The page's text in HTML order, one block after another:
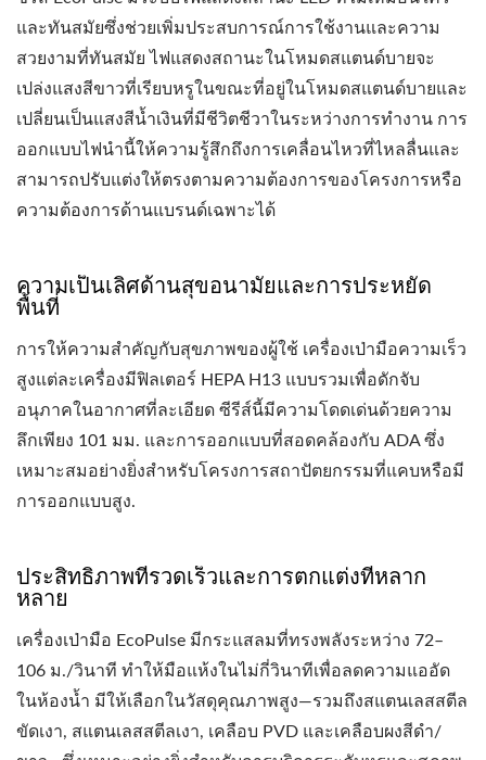
และทันสมัยซึ่งช่วยเพิ่มประสบการณ์การใช้งานและความ
สวยงามที่ทันสมัย ไฟแสดงสถานะในโหมดสแตนด์บายจะ
เปล่งแสงสีขาวที่เรียบหรูในขณะที่อยู่ในโหมดสแตนด์บายและ
เปลี่ยนเป็นแสงสีน้ำเงินที่มีชีวิตชีวาในระหว่างการทำงาน การ
ออกแบบไฟนำนี้ให้ความรู้สึกถึงการเคลื่อนไหวที่ไหลลื่นและ
สามารถปรับแต่งให้ตรงตามความต้องการของโครงการหรือ
ความต้องการด้านแบรนด์เฉพาะได้
ความเป็นเลิศด้านสุขอนามัยและการประหยัด
พื้นที่
การให้ความสำคัญกับสุขภาพของผู้ใช้ เครื่องเป่ามือความเร็ว
สูงแต่ละเครื่องมีฟิลเตอร์ HEPA H13 แบบรวมเพื่อดักจับ
อนุภาคในอากาศที่ละเอียด ซีรีส์นี้มีความโดดเด่นด้วยความ
ลึกเพียง 101 มม. และการออกแบบที่สอดคล้องกับ ADA ซึ่ง
เหมาะสมอย่างยิ่งสำหรับโครงการสถาปัตยกรรมที่แคบหรือมี
การออกแบบสูง.
ประสิทธิภาพที่รวดเร็วและการตกแต่งที่หลาก
หลาย
เครื่องเป่ามือ EcoPulse มีกระแสลมที่ทรงพลังระหว่าง 72–
106 ม./วินาที ทำให้มือแห้งในไม่กี่วินาทีเพื่อลดความแออัด
ในห้องน้ำ มีให้เลือกในวัสดุคุณภาพสูง—รวมถึงสแตนเลสสตีล
ขัดเงา, สแตนเลสสตีลเงา, เคลือบ PVD และเคลือบผงสีดำ/